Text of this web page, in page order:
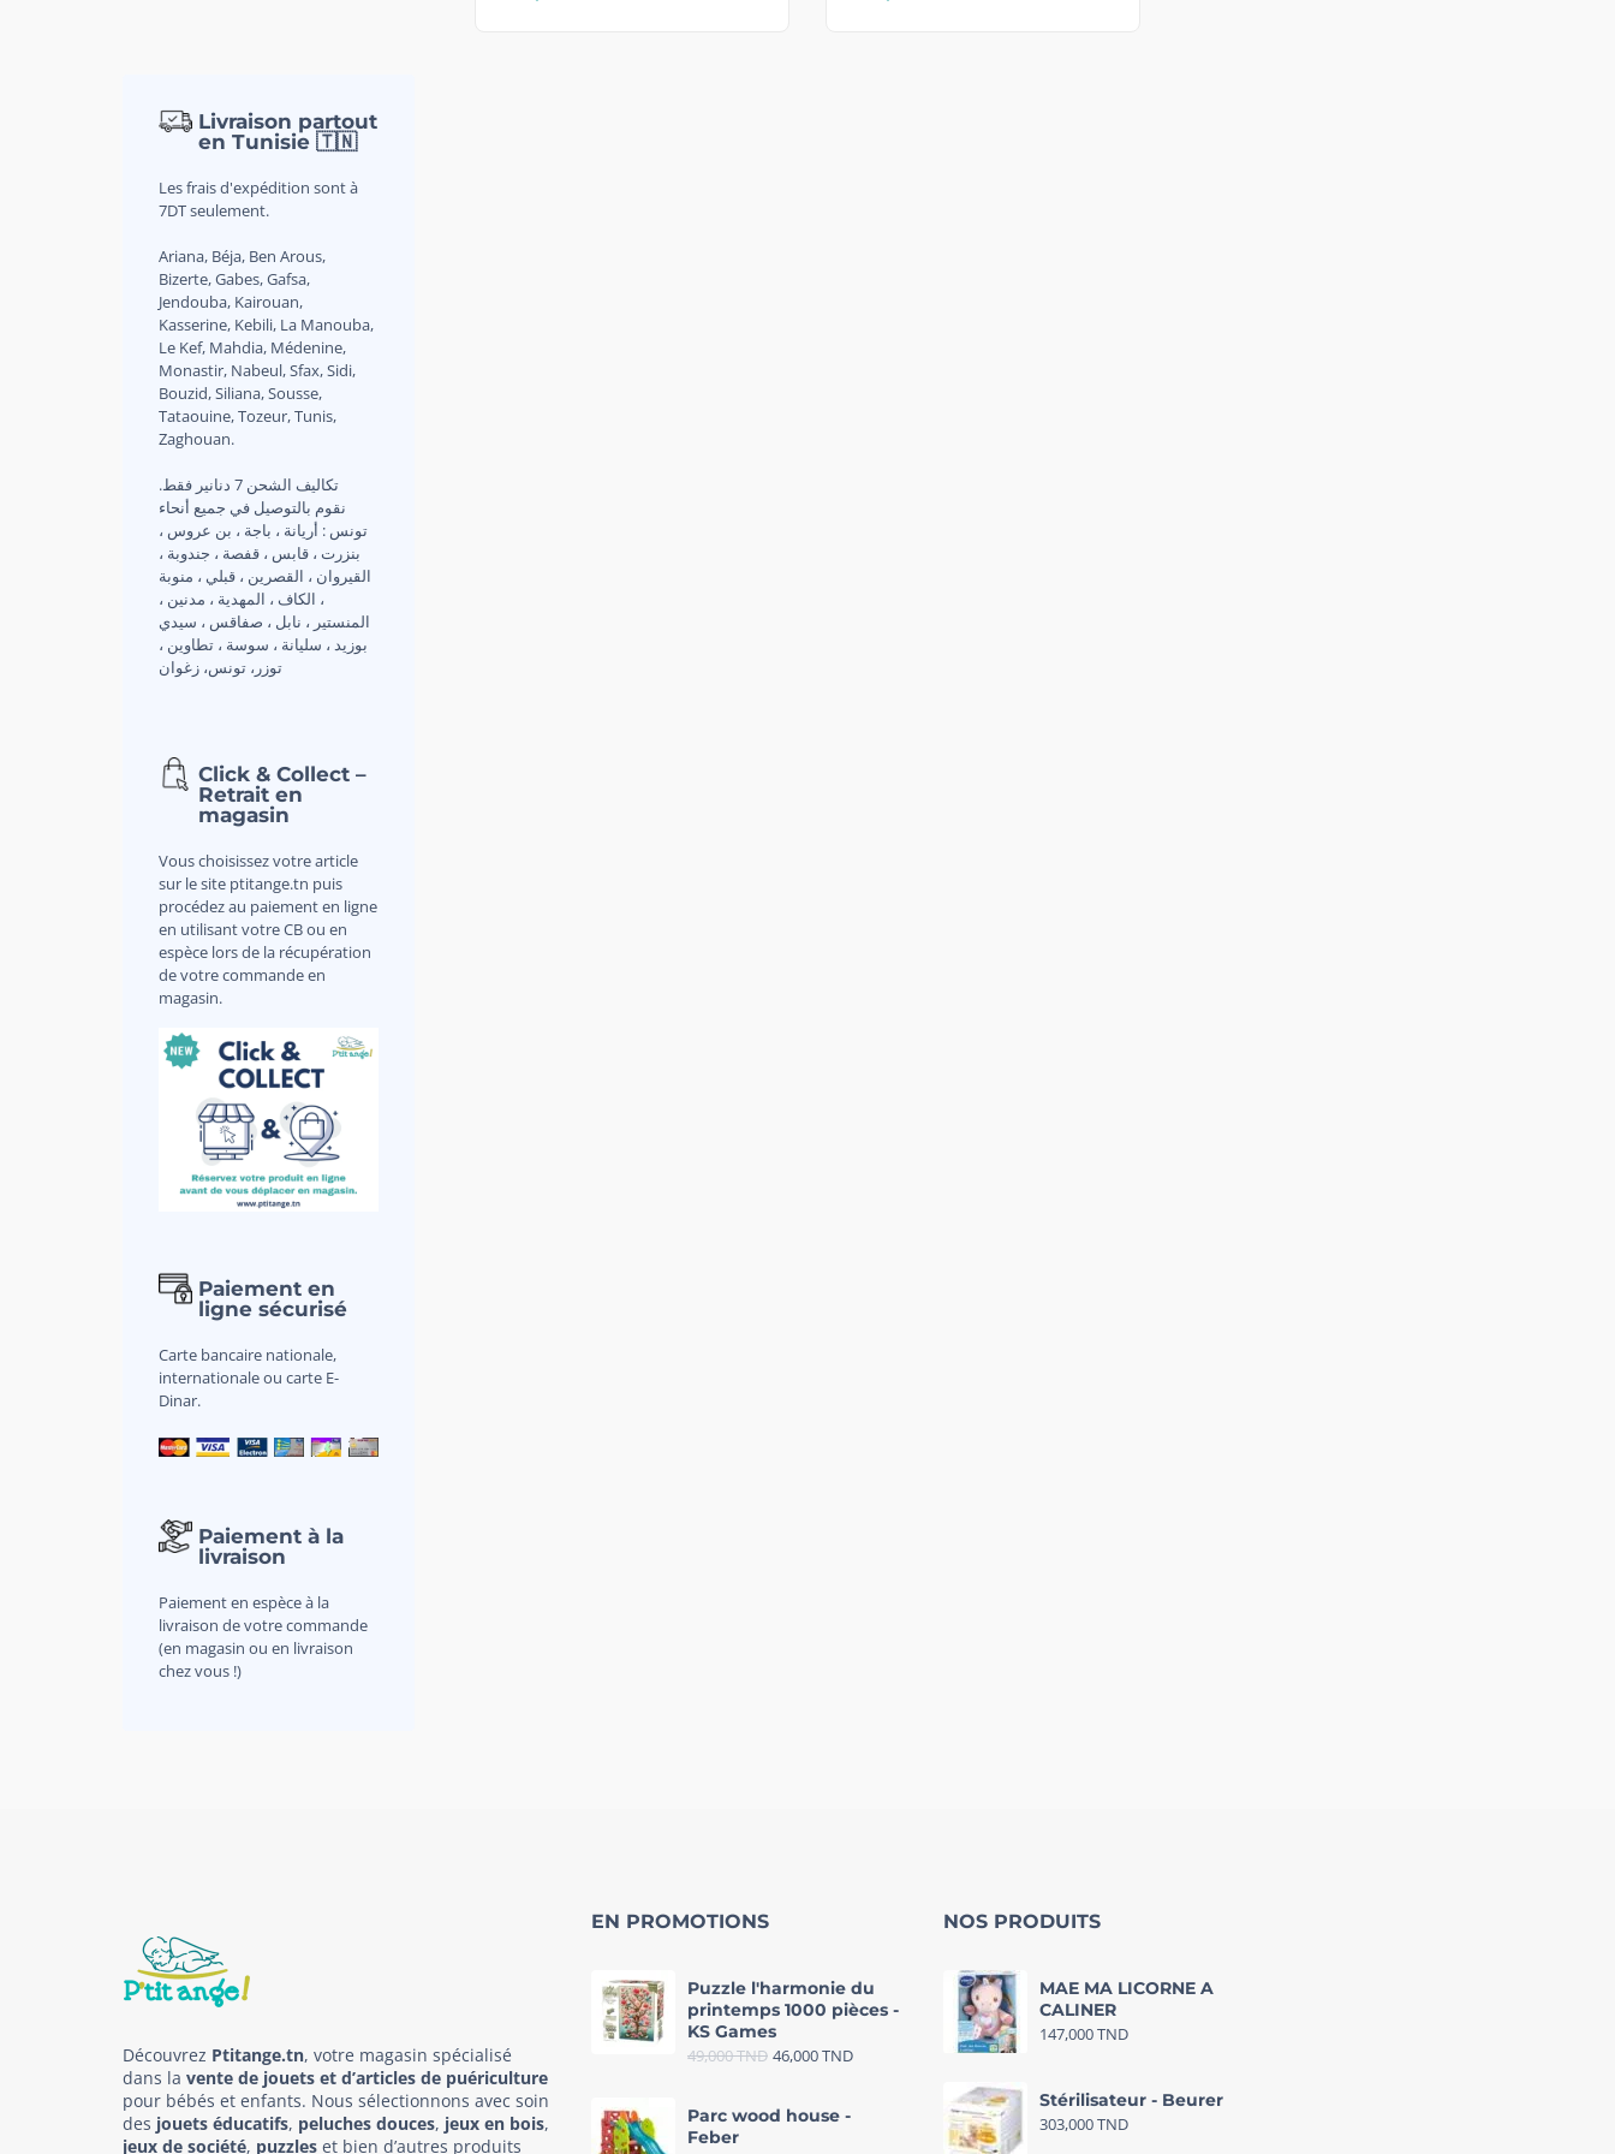
Livraison partout
en Tunisie 🇹🇳
Les frais d'expédition sont à
7DT seulement.
Ariana, Béja, Ben Arous,
Bizerte, Gabes, Gafsa,
Jendouba, Kairouan,
Kasserine, Kebili, La Manouba,
Le Kef, Mahdia, Médenine,
Monastir, Nabeul, Sfax, Sidi,
Bouzid, Siliana, Sousse,
Tataouine, Tozeur, Tunis,
Zaghouan.
.تكاليف الشحن 7 دنانير فقط
نقوم بالتوصيل في جميع أنحاء
تونس : أريانة ، باجة ، بن عروس ،
بنزرت ، قابس ، قفصة ، جندوبة ،
القيروان ، القصرين ، قبلي ، منوبة
، الكاف ، المهدية ، مدنين ،
المنستير ، نابل ، صفاقس ، سيدي
بوزيد ، سليانة ، سوسة ، تطاوين ،
توزر، تونس، زغوان
Click & Collect –
Retrait en
magasin
Vous choisissez votre article
sur le site ptitange.tn puis
procédez au paiement en ligne
en utilisant votre CB ou en
espèce lors de la récupération
de votre commande en
magasin.
Paiement en
ligne sécurisé
Carte bancaire nationale,
internationale ou carte E-
Dinar.
Paiement à la
livraison
Paiement en espèce à la
livraison de votre commande
(en magasin ou en livraison
chez vous !)
Découvrez Ptitange.tn, votre magasin spécialisé
dans la vente de jouets et d’articles de puériculture
pour bébés et enfants. Nous sélectionnons avec soin
des jouets éducatifs, peluches douces, jeux en bois,
jeux de société, puzzles et bien d’autres produits
EN PROMOTIONS
Puzzle l'harmonie du
printemps 1000 pièces -
KS Games
49,000TND 46,000TND
Parc wood house -
Feber
NOS PRODUITS
MAE MA LICORNE A
CALINER
147,000TND
Stérilisateur - Beurer
303,000TND